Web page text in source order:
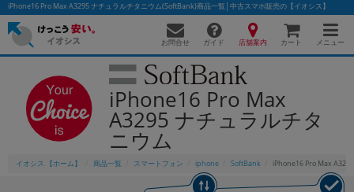
iPhone16 Pro Max A3295 ナチュラルチタニウム(SoftBank)商品一覧│中古スマホ販売の【イオシス】
お問合せ ガイド 店舗案内 カート メニュー
iPhone16 Pro Max
A3295 ナチュラルチタ
ニウム
イオシス 【ホーム】 商品一覧 スマートフォン iphone SoftBank iPhone16 Pro Max
かんたんパソコン検索に切り替える